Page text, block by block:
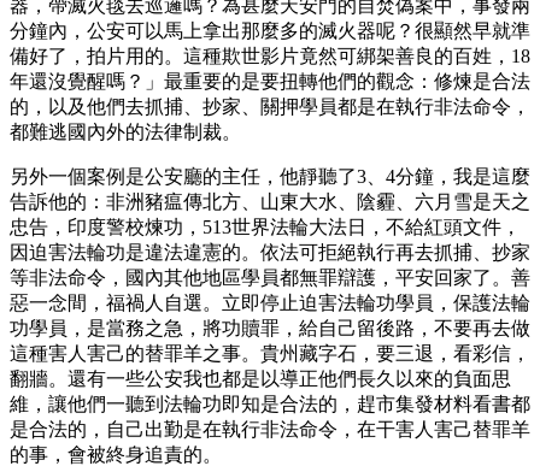
器，帶滅火毯去巡邏嗎？為甚麼天安門的自焚偽案中，事發兩
分鐘內，公安可以馬上拿出那麼多的滅火器呢？很顯然早就準
備好了，拍片用的。這種欺世影片竟然可綁架善良的百姓，18
年還沒覺醒嗎？」最重要的是要扭轉他們的觀念：修煉是合法
的，以及他們去抓捕、抄家、關押學員都是在執行非法命令，
都難逃國內外的法律制裁。
另外一個案例是公安廳的主任，他靜聽了3、4分鐘，我是這麼
告訴他的：非洲豬瘟傳北方、山東大水、陰霾、六月雪是天之
忠告，印度警校煉功，513世界法輪大法日，不給紅頭文件，
因迫害法輪功是違法違憲的。依法可拒絕執行再去抓捕、抄家
等非法命令，國內其他地區學員都無罪辯護，平安回家了。善
惡一念間，福禍人自選。立即停止迫害法輪功學員，保護法輪
功學員，是當務之急，將功贖罪，給自己留後路，不要再去做
這種害人害己的替罪羊之事。貴州藏字石，要三退，看彩信，
翻牆。還有一些公安我也都是以導正他們長久以來的負面思
維，讓他們一聽到法輪功即知是合法的，趕市集發材料看書都
是合法的，自己出勤是在執行非法命令，在干害人害己替罪羊
的事，會被終身追責的。